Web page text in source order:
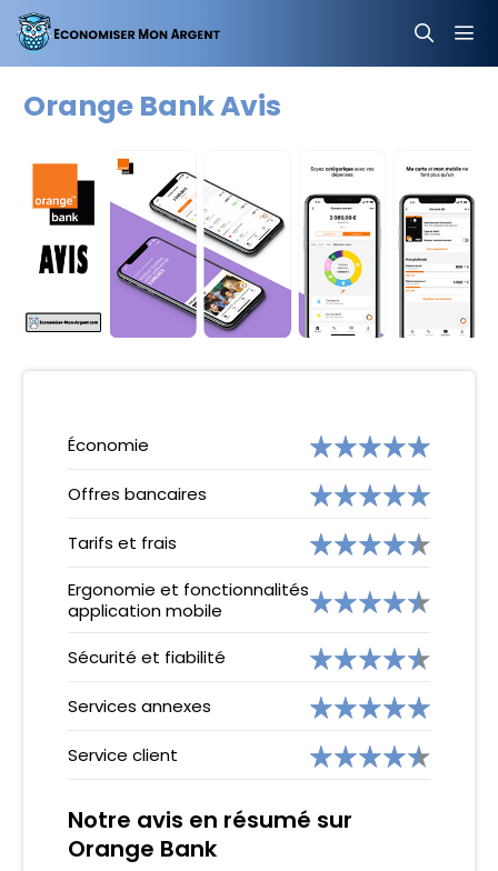
Aller
au
contenu
Orange Bank Avis
Économie
Offres bancaires
Tarifs et frais
Ergonomie et fonctionnalités
application mobile
Sécurité et fiabilité
Services annexes
Service client
Notre avis en résumé sur
Orange Bank